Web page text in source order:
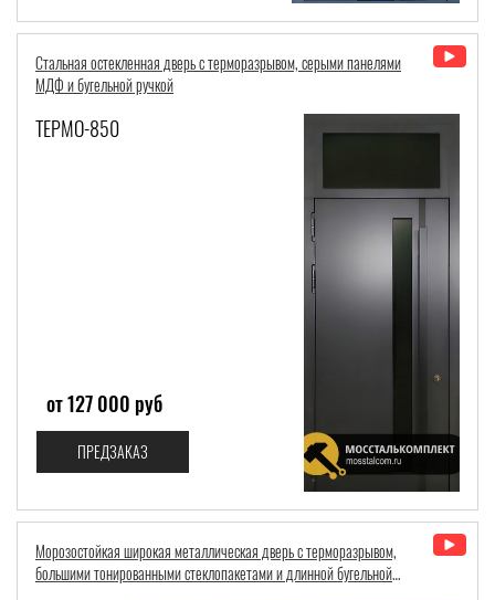
Стальная остекленная дверь с терморазрывом, серыми панелями
МДФ и бугельной ручкой
ТЕРМО-850
от 127 000 руб
ПРЕДЗАКАЗ
Морозостойкая широкая металлическая дверь с терморазрывом,
большими тонированными стеклопакетами и длинной бугельной